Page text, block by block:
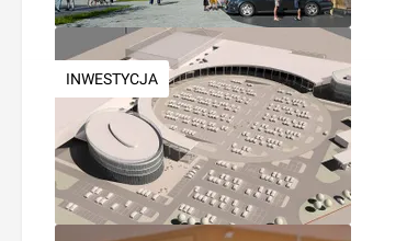
INWESTYCJA